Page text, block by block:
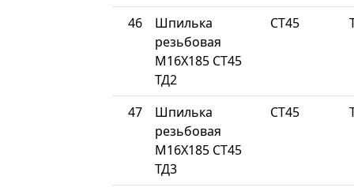
46
Шпилька
резьбовая
М16Х185 СТ45
ТД2
СТ45
47
Шпилька
резьбовая
М16Х185 СТ45
ТД3
СТ45